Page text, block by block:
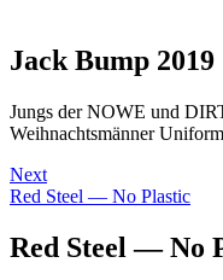
Jack Bump 2019
Jungs der NOWE und
Weihnachtsmänner
Next
Red Steel — No Plastic
Red Steel — No